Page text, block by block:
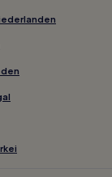
Buonaccorsi
Conero Hotels